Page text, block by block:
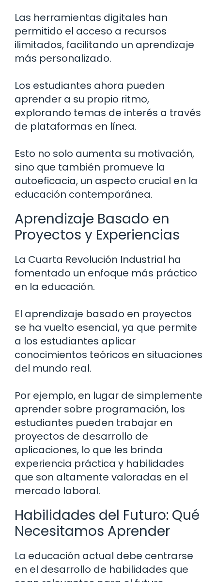
Las herramientas digitales han
permitido el acceso a recursos
ilimitados, facilitando un aprendizaje
más personalizado.
Los estudiantes ahora pueden
aprender a su propio ritmo,
explorando temas de interés a través
de plataformas en línea.
Esto no solo aumenta su motivación,
sino que también promueve la
autoeficacia, un aspecto crucial en la
educación contemporánea.
Aprendizaje Basado en
Proyectos y Experiencias
La Cuarta Revolución Industrial ha
fomentado un enfoque más práctico
en la educación.
El aprendizaje basado en proyectos
se ha vuelto esencial, ya que permite
a los estudiantes aplicar
conocimientos teóricos en situaciones
del mundo real.
Por ejemplo, en lugar de simplemente
aprender sobre programación, los
estudiantes pueden trabajar en
proyectos de desarrollo de
aplicaciones, lo que les brinda
experiencia práctica y habilidades
que son altamente valoradas en el
mercado laboral.
Habilidades del Futuro: Qué
Necesitamos Aprender
La educación actual debe centrarse
en el desarrollo de habilidades que